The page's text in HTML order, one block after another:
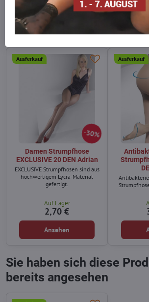
FacebookTwitterBluesky PinterestReddit
Alternative Produkte
30%
Ausferkauf
Damen Strumpfhose
EXCLUSIVE 20 DEN Adrian
EXCLUSIVE Strumpfhosen sind aus
hochwertigem Lycra-Material
gefertigt.
Auf Lager
2,70 €
Ansehen
Ausferkauf
Sie haben sich diese
bereits angesehen